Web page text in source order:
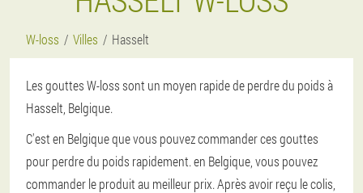
W-loss Villes Hasselt
Les gouttes W-loss sont un moyen rapide de perdre du poids à
Hasselt, Belgique.
C'est en Belgique que vous pouvez commander ces gouttes
pour perdre du poids rapidement. en Belgique, vous pouvez
commander le produit au meilleur prix. Après avoir reçu le colis,